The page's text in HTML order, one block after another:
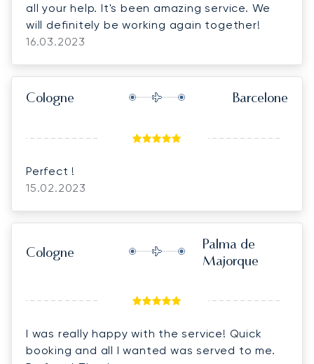
all your help. It's been amazing service. We
will definitely be working again together!
16.03.2023
Cologne Barcelone
Perfect !
15.02.2023
Cologne
Palma de
Majorque
I was really happy with the service! Quick
booking and all I wanted was served to me.